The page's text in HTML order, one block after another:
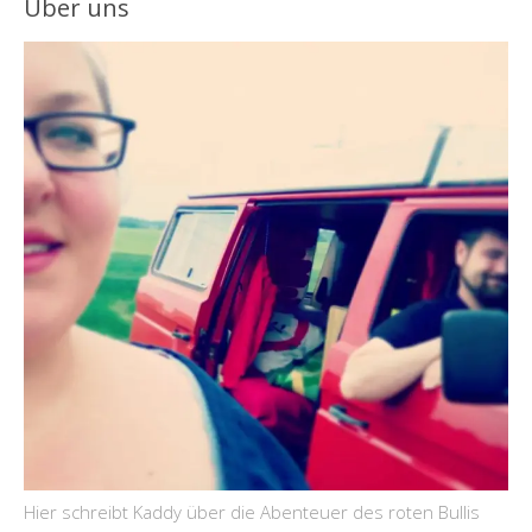
Über uns
Hier schreibt Kaddy über die Abenteuer des roten Bullis